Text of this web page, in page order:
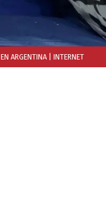
ARGENTINA | INTERNET